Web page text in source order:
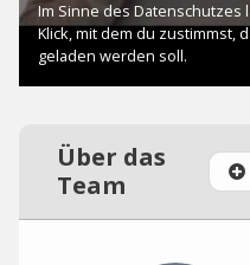
Über das
Team